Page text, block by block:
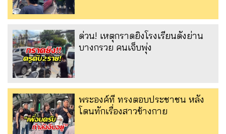
ด่วน! เหตุกราดยิงโรงเรียนดังย่าน
บางกรวย คนเจ็บพุ่ง
พระองค์ที ทรงตอบประชาชน หลัง
โดนทักเรื่องสาวข้างกาย